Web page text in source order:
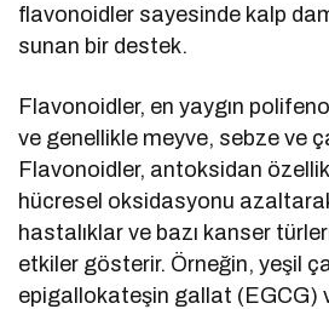
flavonoidler sayesinde kalp
sunan bir destek.
Flavonoidler, en yaygın
ve genellikle meyve, sebze ve
Flavonoidler, antoksidan
hücresel oksidasyonu
hastalıklar ve bazı kanser
etkiler gösterir. Örneğin, yeşil
epigallokateşin gallat (EGCG)